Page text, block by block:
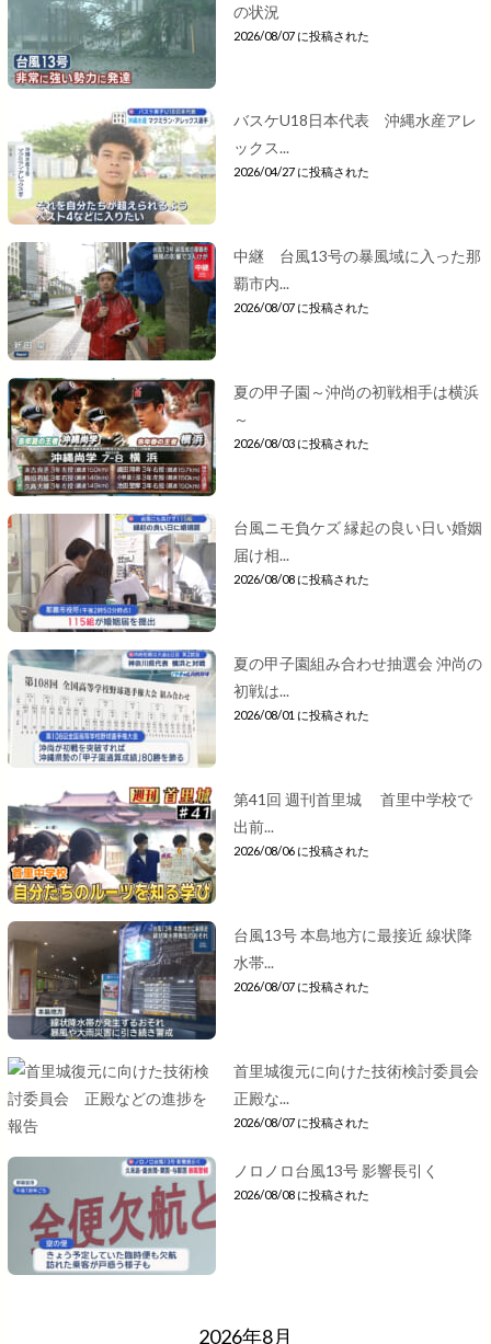
の状況
2026/08/07 に投稿された
バスケU18日本代表 沖縄水産アレ
ックス...
2026/04/27 に投稿された
中継 台風13号の暴風域に入った那
覇市内...
2026/08/07 に投稿された
夏の甲子園～沖尚の初戦相手は横浜
～
2026/08/03 に投稿された
台風ニモ負ケズ 縁起の良い日い婚姻
届け相...
2026/08/08 に投稿された
夏の甲子園組み合わせ抽選会 沖尚の
初戦は...
2026/08/01 に投稿された
第41回 週刊首里城 首里中学校で
出前...
2026/08/06 に投稿された
台風13号 本島地方に最接近 線状降
水帯...
2026/08/07 に投稿された
首里城復元に向けた技術検討委員会
正殿な...
2026/08/07 に投稿された
ノロノロ台風13号 影響長引く
2026/08/08 に投稿された
2026年8月